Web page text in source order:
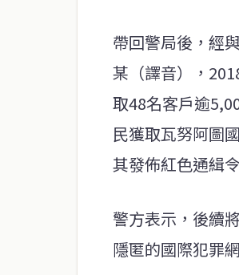
帶回警局後，經
某（譯音），
取48名客戶逾
民獲取瓦努阿圖
其發佈紅色通緝
警方表示，後續
隱匿的國際犯罪